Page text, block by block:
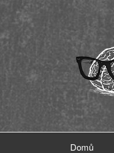
hlavnímu
Domů